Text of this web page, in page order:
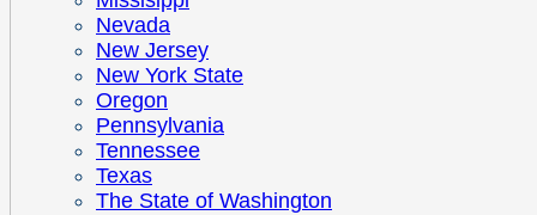
Nevada
New Jersey
New York State
Oregon
Pennsylvania
Tennessee
Texas
The State of Washington